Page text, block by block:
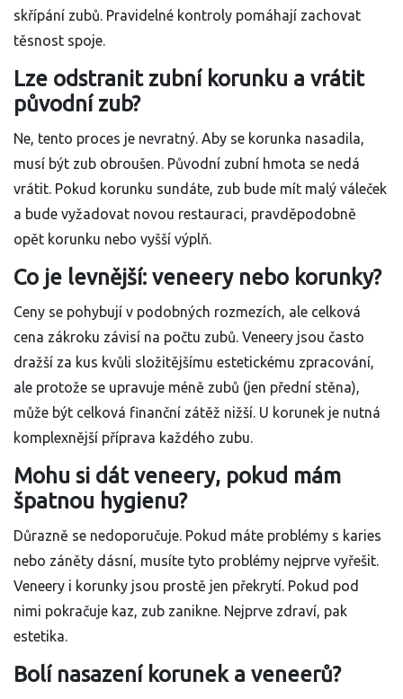
skřípání zubů. Pravidelné kontroly pomáhají zachovat
těsnost spoje.
Lze odstranit zubní korunku a vrátit
původní zub?
Ne, tento proces je nevratný. Aby se korunka nasadila,
musí být zub obroušen. Původní zubní hmota se nedá
vrátit. Pokud korunku sundáte, zub bude mít malý váleček
a bude vyžadovat novou restauraci, pravděpodobně
opět korunku nebo vyšší výplň.
Co je levnější: veneery nebo korunky?
Ceny se pohybují v podobných rozmezích, ale celková
cena zákroku závisí na počtu zubů. Veneery jsou často
dražší za kus kvůli složitějšímu estetickému zpracování,
ale protože se upravuje méně zubů (jen přední stěna),
může být celková finanční zátěž nižší. U korunek je nutná
komplexnější příprava každého zubu.
Mohu si dát veneery, pokud mám
špatnou hygienu?
Důrazně se nedoporučuje. Pokud máte problémy s karies
nebo záněty dásní, musíte tyto problémy nejprve vyřešit.
Veneery i korunky jsou prostě jen překrytí. Pokud pod
nimi pokračuje kaz, zub zanikne. Nejprve zdraví, pak
estetika.
Bolí nasazení korunek a veneerů?